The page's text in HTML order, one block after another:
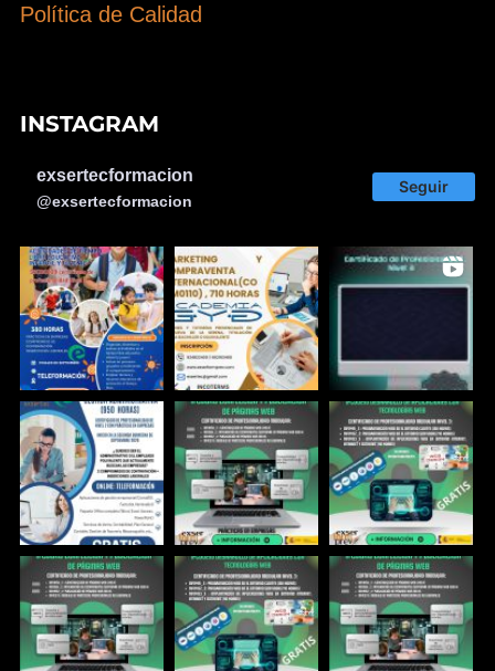
Política de Calidad
INSTAGRAM
exsertecformacion
@exsertecformacion
Seguir